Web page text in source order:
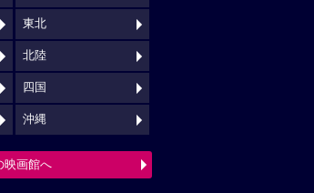
東北
北陸
四国
沖縄
映画館へ